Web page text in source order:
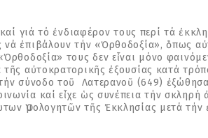
γιά τό ἐνδιαφέρον τους περί τά
ἐπιβάλουν τήν «Ὀρθοδοξία», ὅπως
τους δεν εἶναι μόνο
αὐτοκρατορικῆς ἐξουσίας κατά
σύνοδο τοῦ Λατερανοῦ (649)
καί εἶχε ὡς συνέπεια τήν σκληρή
Ὁμολογητῶν τῆς Ἐκκλησίας μετά